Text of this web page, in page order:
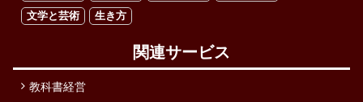
文学と芸術
生き方
関連サービス
教科書経営